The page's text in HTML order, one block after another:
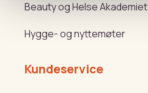
Beauty og Helse Akademiet
Hygge- og nyttemøter
Kundeservice